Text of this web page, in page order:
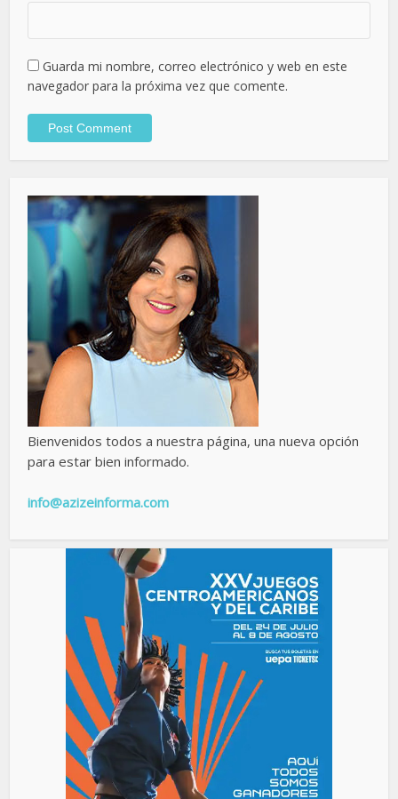
Guarda mi nombre, correo electrónico y web en este
navegador para la próxima vez que comente.
Bienvenidos todos a nuestra página, una nueva opción
para estar bien informado.
info@azizeinforma.com